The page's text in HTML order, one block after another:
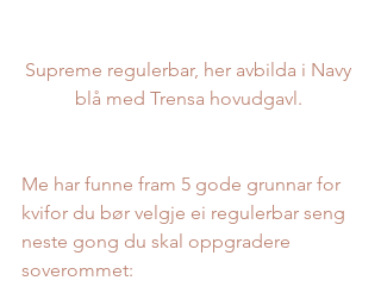
Supreme regulerbar, her avbilda i Navy
blå med Trensa hovudgavl.
Me har funne fram 5 gode grunnar for
kvifor du bør velgje ei regulerbar seng
neste gong du skal oppgradere
soverommet: